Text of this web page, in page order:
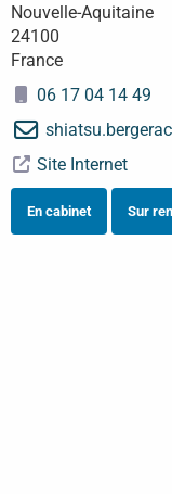
Nouvelle-Aquitaine
24100
France
06 17 04 14 49
shiatsu.bergerac
Site Internet
En cabinet Sur